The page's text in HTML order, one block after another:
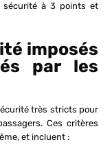
sécurité à 3 points et
imposés
par les
très stricts pour
Ces critères
et incluent :